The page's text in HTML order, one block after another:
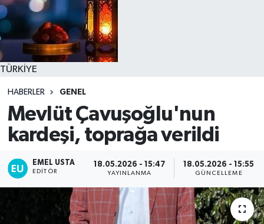
TÜRKİYE
HABERLER GENEL
Mevlüt Çavuşoğlu'nun
kardeşi, toprağa verildi
EMEL USTA
EDITÖR
18.05.2026 - 15:47
YAYINLANMA
18.05.2026 - 15:55
GÜNCELLEME